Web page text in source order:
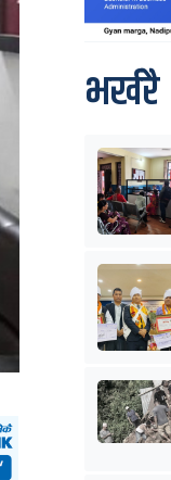
भर्खरै